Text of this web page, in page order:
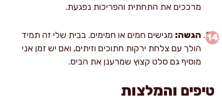
מרככים את התחתית והפריכות נפגעת.
הגשה: מגישים חמים או חמימים. בבית שלי זה תמיד
הולך עם צלחת ירקות חתוכים וזיתים, ואם יש זמן אני
מוסיף גם סלט קצוץ שמרענן את הביס.
טיפים והמלצות